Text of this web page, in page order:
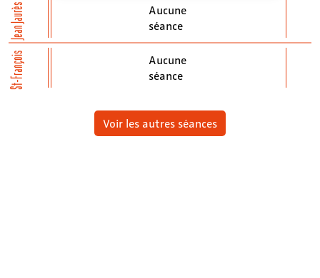
Jean Jaurès
St-François
Aucune
séance
Aucune
séance
Voir les autres séances